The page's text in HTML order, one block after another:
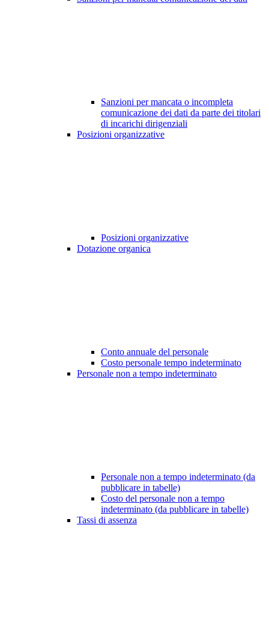
Sanzioni per mancata o incompleta
comunicazione dei dati da parte dei titolari
di incarichi dirigenziali
Posizioni organizzative
Posizioni organizzative
Dotazione organica
Conto annuale del personale
Costo personale tempo indeterminato
Personale non a tempo indeterminato
Personale non a tempo indeterminato (da
pubblicare in tabelle)
Costo del personale non a tempo
indeterminato (da pubblicare in tabelle)
Tassi di assenza